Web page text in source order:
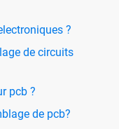
?
de circuits
pcb ?
de pcb?